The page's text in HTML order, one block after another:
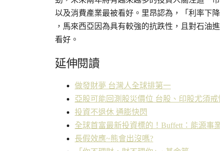
以及消費產業最被看好。里昂認為，「利率下
，馬來西亞因為具有較強的抗跌性，且對石油
看好。
延伸閱讀
做發財夢 台灣人全球排第一
亞股可能回測股災價位 台股、印股尤須戒
投資不退休 通膨快閃
全球首富最新投資標的！Buffett：能源事
長假效應~熊會出沒嗎?